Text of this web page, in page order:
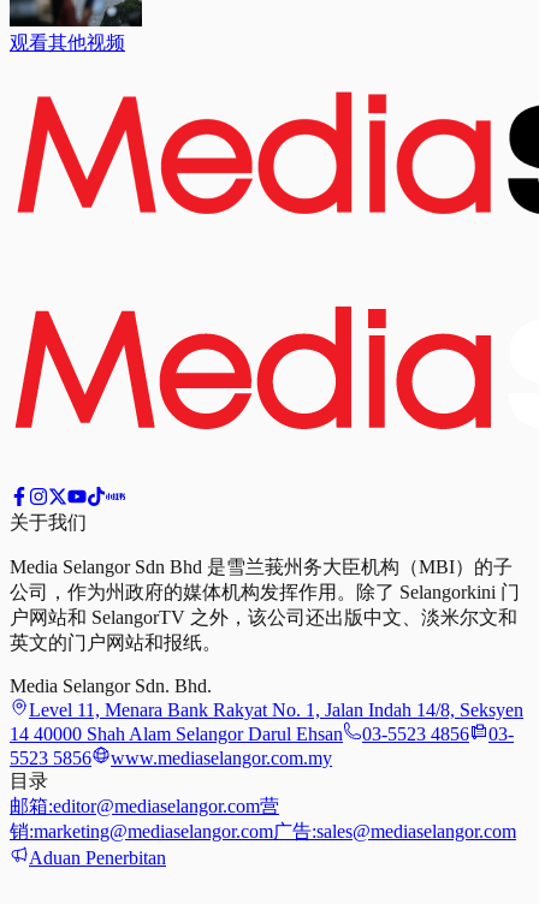
观看其他视频
关于我们
Media Selangor Sdn Bhd 是雪兰莪州务大臣机构（MBI）的子
公司，作为州政府的媒体机构发挥作用。除了 Selangorkini 门
户网站和 SelangorTV 之外，该公司还出版中文、淡米尔文和
英文的门户网站和报纸。
Media Selangor Sdn. Bhd.
Level 11, Menara Bank Rakyat No. 1, Jalan Indah 14/8, Seksyen
14 40000 Shah Alam Selangor Darul Ehsan
03-5523 4856
03-
5523 5856
www.mediaselangor.com.my
目录
邮箱:editor@mediaselangor.com营
销:marketing@mediaselangor.com广告:sales@mediaselangor.com
Aduan Penerbitan